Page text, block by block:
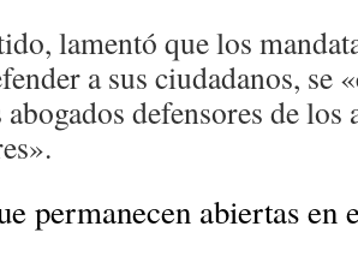
lamentó que los
a sus ciudadanos, se
defensores de
permanecen abiertas en